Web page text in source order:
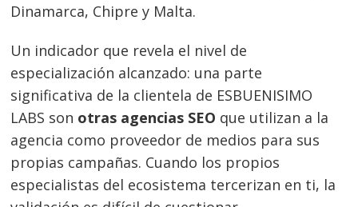
Dinamarca, Chipre y Malta.
Un indicador que revela el nivel de
especialización alcanzado: una parte
significativa de la clientela de ESBUENISIMO
LABS son otras agencias SEO que utilizan a la
agencia como proveedor de medios para sus
propias campañas. Cuando los propios
especialistas del ecosistema tercerizan en ti, la